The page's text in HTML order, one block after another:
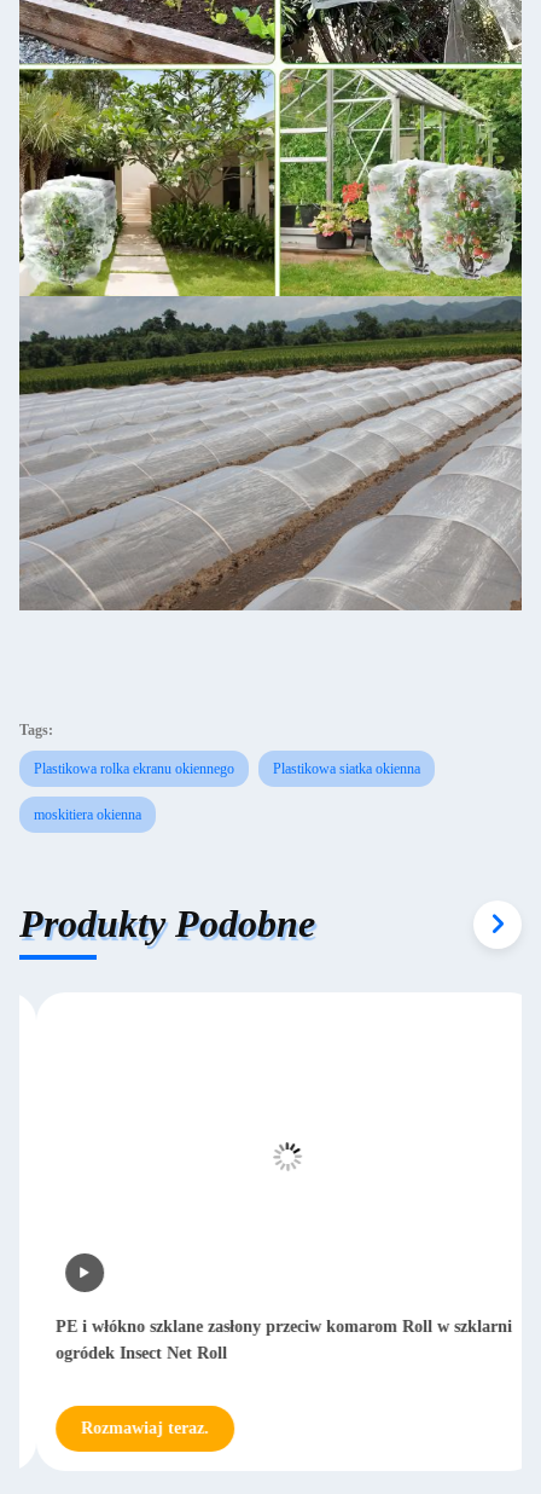
Tags:
Plastikowa rolka ekranu okiennego Plastikowa siatka okienna
moskitiera okienna
Produkty Podobne
PE i włókno szklane zasłony przeciw komarom Roll w szklarni
ogródek Insect Net Roll
Rozmawiaj teraz.